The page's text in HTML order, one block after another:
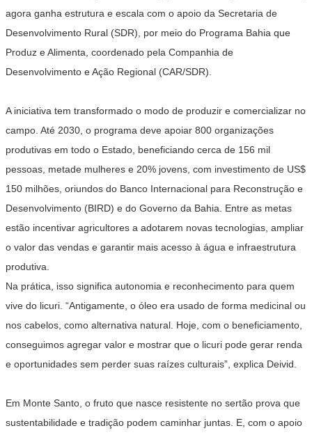
agora ganha estrutura e escala com o apoio da Secretaria de
Desenvolvimento Rural (SDR), por meio do Programa Bahia que
Produz e Alimenta, coordenado pela Companhia de
Desenvolvimento e Ação Regional (CAR/SDR).
A iniciativa tem transformado o modo de produzir e comercializar no
campo. Até 2030, o programa deve apoiar 800 organizações
produtivas em todo o Estado, beneficiando cerca de 156 mil
pessoas, metade mulheres e 20% jovens, com investimento de US$
150 milhões, oriundos do Banco Internacional para Reconstrução e
Desenvolvimento (BIRD) e do Governo da Bahia. Entre as metas
estão incentivar agricultores a adotarem novas tecnologias, ampliar
o valor das vendas e garantir mais acesso à água e infraestrutura
produtiva.
Na prática, isso significa autonomia e reconhecimento para quem
vive do licuri. “Antigamente, o óleo era usado de forma medicinal ou
nos cabelos, como alternativa natural. Hoje, com o beneficiamento,
conseguimos agregar valor e mostrar que o licuri pode gerar renda
e oportunidades sem perder suas raízes culturais”, explica Deivid.
Em Monte Santo, o fruto que nasce resistente no sertão prova que
sustentabilidade e tradição podem caminhar juntas. E, com o apoio